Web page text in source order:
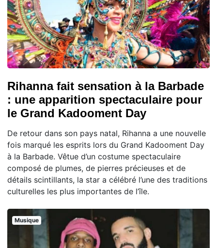
Rihanna fait sensation à la Barbade
: une apparition spectaculaire pour
le Grand Kadooment Day
De retour dans son pays natal, Rihanna a une nouvelle
fois marqué les esprits lors du Grand Kadooment Day
à la Barbade. Vêtue d’un costume spectaculaire
composé de plumes, de pierres précieuses et de
détails scintillants, la star a célébré l’une des traditions
culturelles les plus importantes de l’île.
Musique